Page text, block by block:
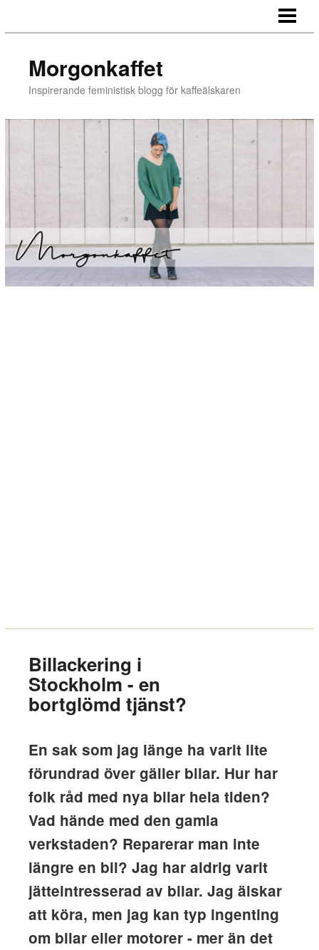
Morgonkaffet
Inspirerande feministisk blogg för kaffeälskaren
Billackering i
Stockholm - en
bortglömd tjänst?
En sak som jag länge ha varit lite
förundrad över gäller bilar. Hur har
folk råd med nya bilar hela tiden?
Vad hände med den gamla
verkstaden? Reparerar man inte
längre en bil? Jag har aldrig varit
jätteintresserad av bilar. Jag älskar
att köra, men jag kan typ ingenting
om bilar eller motorer - mer än det